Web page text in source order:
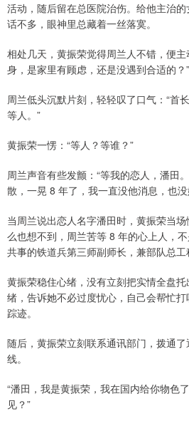
活动，随后留在总医院治伤。给他主治的
话不多，眼神里总藏着一丝落寞。
相处几天，黄振荣觉得周兰人不错，便
身，是家里有顾虑，还是没遇到合适的？”
周兰低头沉默片刻，轻轻叹了口气：“首
等人。”
黄振荣一愣：“等人？等谁？”
周兰声音有些发颤：“等我的恋人，潘田
散，一晃 8 年了，我一直没他消息，也没
当周兰说出恋人名字潘田时，黄振荣当
么也想不到，周兰苦等 8 年的心上人，
共事的铁道兵第三师副师长，兼部队总工
黄振荣稳住心绪，没有立刻把实情全盘
绪，告诉她不必过度忧心，自己会帮忙
踪迹。
随后，黄振荣立刻联系通讯部门，拨通
线。
“潘田，我是黄振荣，我在国内给你物色
见？”